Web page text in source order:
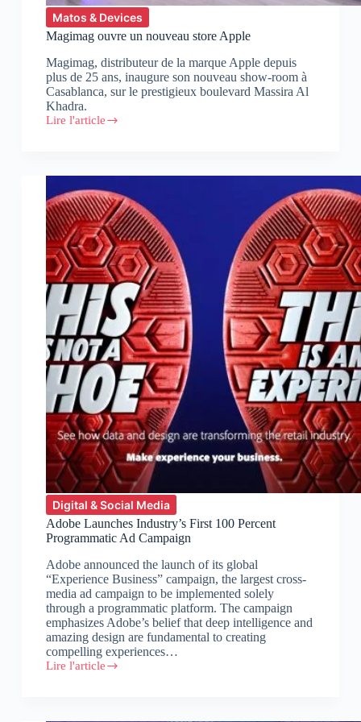
Matos & Devices
Magimag ouvre un nouveau store Apple
Magimag, distributeur de la marque Apple depuis
plus de 25 ans, inaugure son nouveau show-room à
Casablanca, sur le prestigieux boulevard Massira Al
Khadra.
Lire l'article
Magimag
Apple
Digital & Social Media
Adobe Launches Industry’s First 100 Percent
Programmatic Ad Campaign
Adobe announced the launch of its global
“Experience Business” campaign, the largest cross-
media ad campaign to be implemented solely
through a programmatic platform. The campaign
emphasizes Adobe’s belief that deep intelligence and
amazing design are fundamental to creating
compelling experiences…
Lire l'article
Adobe